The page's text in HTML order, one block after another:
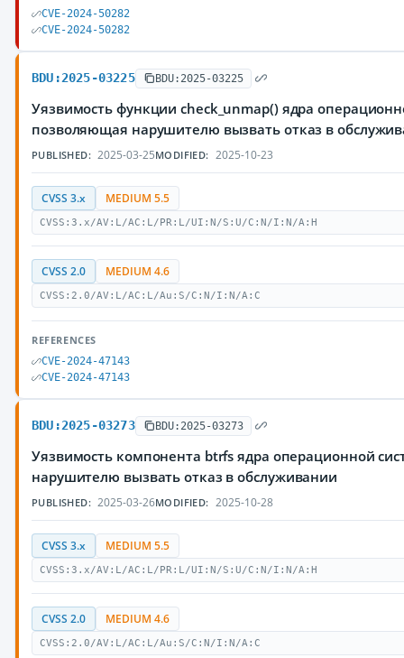
CVE-2024-50282
CVE-2024-50282
BDU:2025-03225 BDU:2025-03225
Уязвимость функции check_unmap() ядра
позволяющая нарушителю вызвать отказ в
PUBLISHED: 2025-03-25MODIFIED: 2025-10-23
CVSS 3.x MEDIUM 5.5
CVSS:3.x/AV:L/AC:L/PR:L/UI:N/S:U/C:N/I:N/A:H
CVSS 2.0 MEDIUM 4.6
CVSS:2.0/AV:L/AC:L/Au:S/C:N/I:N/A:C
REFERENCES
CVE-2024-47143
CVE-2024-47143
BDU:2025-03273 BDU:2025-03273
Уязвимость компонента btrfs ядра операционной
нарушителю вызвать отказ в обслуживании
PUBLISHED: 2025-03-26MODIFIED: 2025-10-28
CVSS 3.x MEDIUM 5.5
CVSS:3.x/AV:L/AC:L/PR:L/UI:N/S:U/C:N/I:N/A:H
CVSS 2.0 MEDIUM 4.6
CVSS:2.0/AV:L/AC:L/Au:S/C:N/I:N/A:C